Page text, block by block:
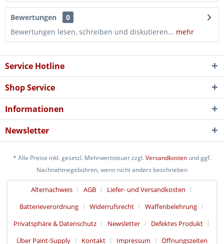
Bewertungen
0
Bewertungen lesen, schreiben und diskutieren... mehr
Service Hotline
Shop Service
Informationen
Newsletter
* Alle Preise inkl. gesetzl. Mehrwertsteuer zzgl.Versandkosten und ggf.
Nachnahmegebühren, wenn nicht anders beschrieben
Alternachweis AGB
Liefer- und Versandkosten
Batterieverordnung
Widerrufsrecht
Waffenbelehrung
Privatsphäre & Datenschutz
Newsletter
Defektes Produkt
Über Paint-Supply
Kontakt Impressum Öffnungszeiten